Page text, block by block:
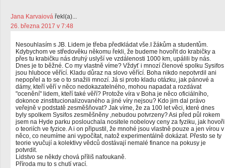
Jana Karvaiová řekl(a)...
26. března 2017 v 7:48
Nesouhlasím s JB. Lidem je třeba předkládat vše.I žákům a studentům.
Kdybychom ve středověku někomu řekli, že budeme hovořit do krabičky a
přes tu krabičku nás druhý uslyší ve vzdálenosti 1000 km, upálili by nás.
Dnes je to běžné. Co my vlastně víme? Vždyť i mnozí členové spolku Sysifos
jsou hluboce věřící. Kladu důraz na slovo věřící. Boha nikdo nepotvrdil ani
nepopřel a to se o to snažili mnozí. Já si proto kladu otázku, jak pánové a
dámy, kteří věří v něco nedokazatelného, mohou napadat a rozdávat
"ocenění" lidem, kteří také věří? Protože víra v Boha je něco oficiálního,
dokonce zinstitucionalizovaného a jiné víry nejsou? Kdo jim dal právo
veřejně v podstatě zesměšňovat? Jak víme, že za 100 let věci, které dnes
byly spolkem Sysifos zesměšněny ,nebudou potvrzeny? Asi před půl rokem
jsem na Hyde parku poslouchala nositele nobelovy ceny za fyziku, jak
o teoriích ve fyzice. A i on připustil, že mnohé jsou vlastně pouze a jen vírou v
něco, co neumíme ani vypočítat, natož experimentálně dokázat. Přesto se ty
teorie vyučují a kolektivy vědců dostávají nemalé finance na pokusy je
potvrdit.
Lidstvo se někdy chová příliš nafoukaně.
Příroda mu to s chutí vrací.